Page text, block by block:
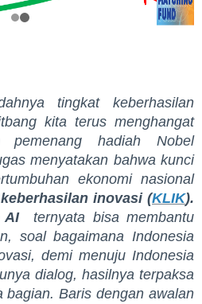
tingkat keberhasilan
kita terus menghangat
pemenang hadiah Nobel
menyatakan bahwa kunci
ekonomi nasional
keberhasilan inovasi (KLIK).
AIternyata bisa membantu
soal bagaimana Indonesia
demi menuju Indonesia
dialog, hasilnya terpaksa
bagian. Baris dengan awalan